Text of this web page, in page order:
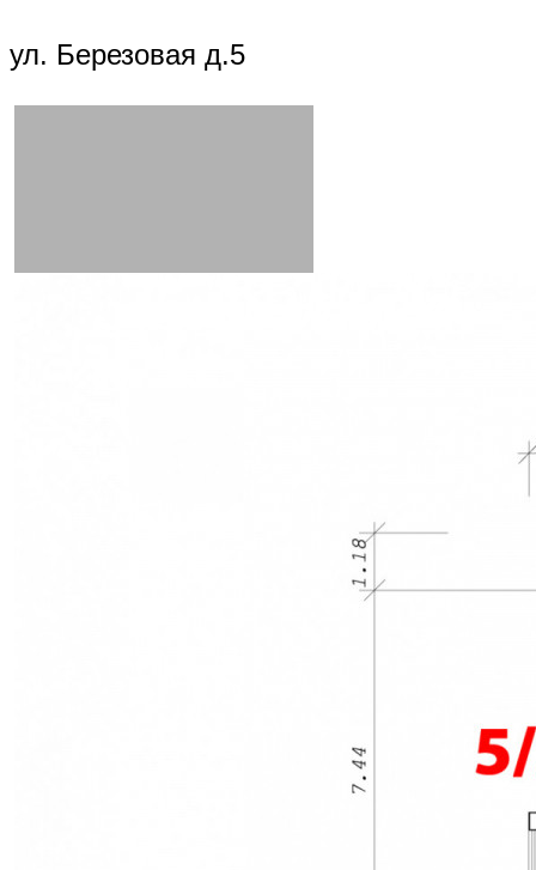
ул. Березовая д.5